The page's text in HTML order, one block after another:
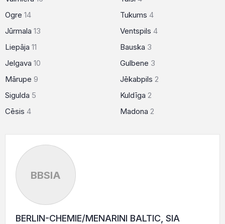
Ogre 14
Jūrmala 13
Liepāja 11
Jelgava 10
Mārupe 9
Sigulda 5
Cēsis 4
Tukums 4
Ventspils 4
Bauska 3
Gulbene 3
Jēkabpils 2
Kuldīga 2
Madona 2
BBSIA
BERLIN-CHEMIE/MENARINI BALTIC, SIA